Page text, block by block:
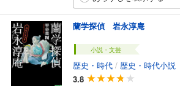
蘭学探偵 岩永淳庵
小説・文芸
歴史・時代 / 歴史・時代小説
3.8